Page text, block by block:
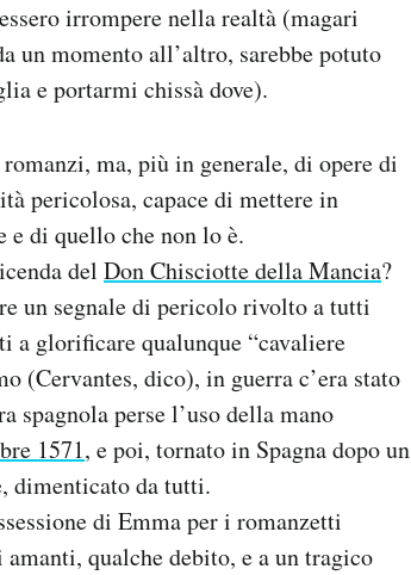
irrompere nella realtà (magari
un momento all’altro, sarebbe potuto
e portarmi chissà dove).
ma, più in generale, di opere di
pericolosa, capace di mettere in
e di quello che non lo è.
del Don Chisciotte della Mancia?
un segnale di pericolo rivolto a tutti
a glorificare qualunque “cavaliere
(Cervantes, dico), in guerra c’era stato
spagnola perse l’uso della mano
1571, e poi, tornato in Spagna dopo un
dimenticato da tutti.
di Emma per i romanzetti
qualche debito, e a un tragico